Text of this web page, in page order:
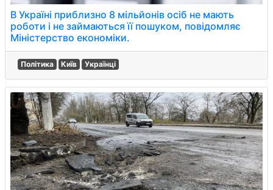
В Україні приблизно 8 мільйонів осіб не мають
роботи і не займаються її пошуком, повідомляє
Міністерство економіки.
Політика Київ Українці